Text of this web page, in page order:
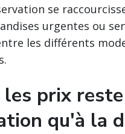
se
urgentes ou
les différents
prix
qu'à la